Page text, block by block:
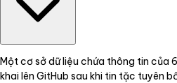
Một cơ sở dữ liệu chứa thông tin của
khai lên GitHub sau khi tin tặc tuyên